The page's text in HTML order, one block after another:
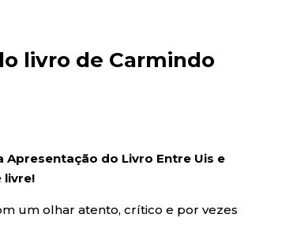
livro de Carmindo
Apresentação do Livro Entre Uis e
livre!
um olhar atento, crítico e por vezes